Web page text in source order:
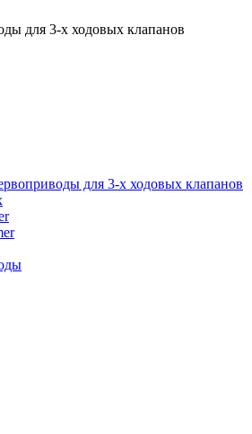
для 3-х ходовых клапанов
для 3-х ходовых клапанов